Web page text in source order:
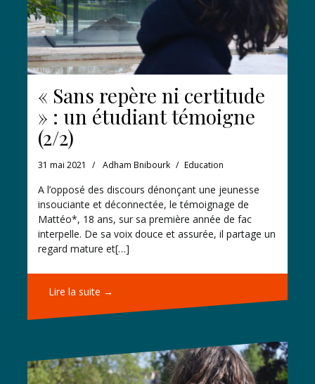
« Sans repère ni certitude
» : un étudiant témoigne
(2/2)
31 mai 2021 Adham Bnibourk Education
A l’opposé des discours dénonçant une jeunesse
insouciante et déconnectée, le témoignage de
Mattéo*, 18 ans, sur sa première année de fac
interpelle. De sa voix douce et assurée, il partage un
regard mature et[…]
Lire la suite →